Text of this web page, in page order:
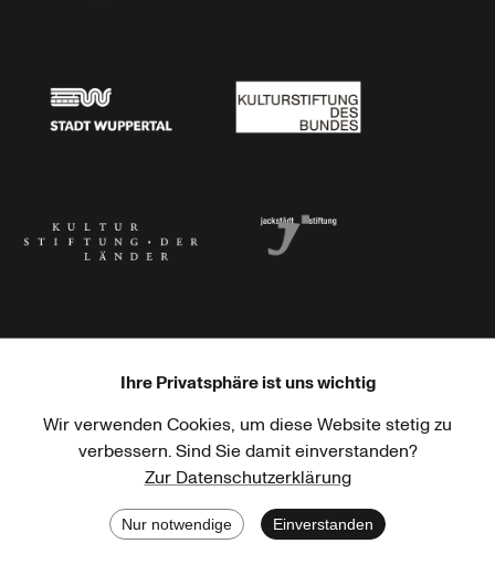
Haus der Kulturen der Welt Goethe-Institut
Ihre Privatsphäre ist uns wichtig
Wir verwenden Cookies, um diese Website stetig zu
verbessern. Sind Sie damit einverstanden?
Zur Datenschutzerklärung
Nur notwendige Einverstanden